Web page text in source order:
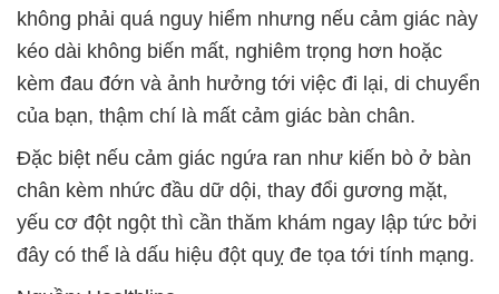
không phải quá nguy hiểm nhưng nếu cảm giác này
kéo dài không biến mất, nghiêm trọng hơn hoặc
kèm đau đớn và ảnh hưởng tới việc đi lại, di chuyển
của bạn, thậm chí là mất cảm giác bàn chân.
Đặc biệt nếu cảm giác ngứa ran như kiến bò ở bàn
chân kèm nhức đầu dữ dội, thay đổi gương mặt,
yếu cơ đột ngột thì cần thăm khám ngay lập tức bởi
đây có thể là dấu hiệu đột quỵ đe tọa tới tính mạng.